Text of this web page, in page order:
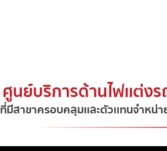
ศูนย์บริการด้านไฟเเต่ง
ที่มีสาขาครอบคลุมเเละตัวเเทนจำห